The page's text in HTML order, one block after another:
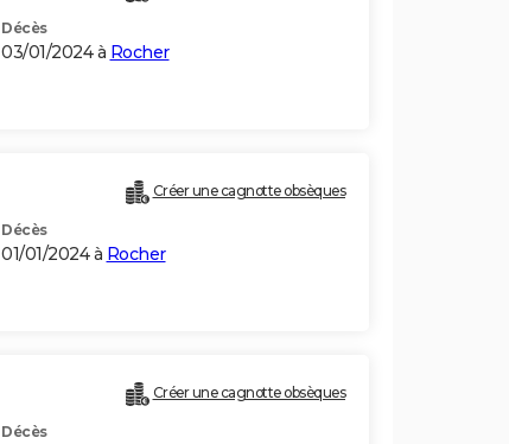
Décès
03/01/2024 à Rocher
Créer une cagnotte obsèques
Décès
01/01/2024 à Rocher
Créer une cagnotte obsèques
Décès